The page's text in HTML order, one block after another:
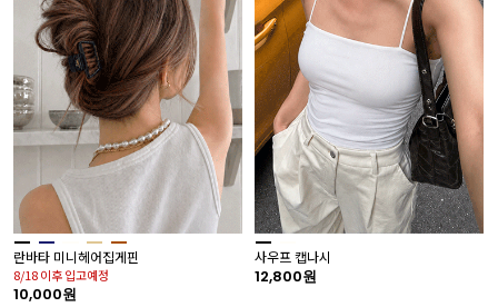
란바타 미니헤어집게핀
8/18 이후 입고예정
10,000원
사우프 캡나시
12,800원